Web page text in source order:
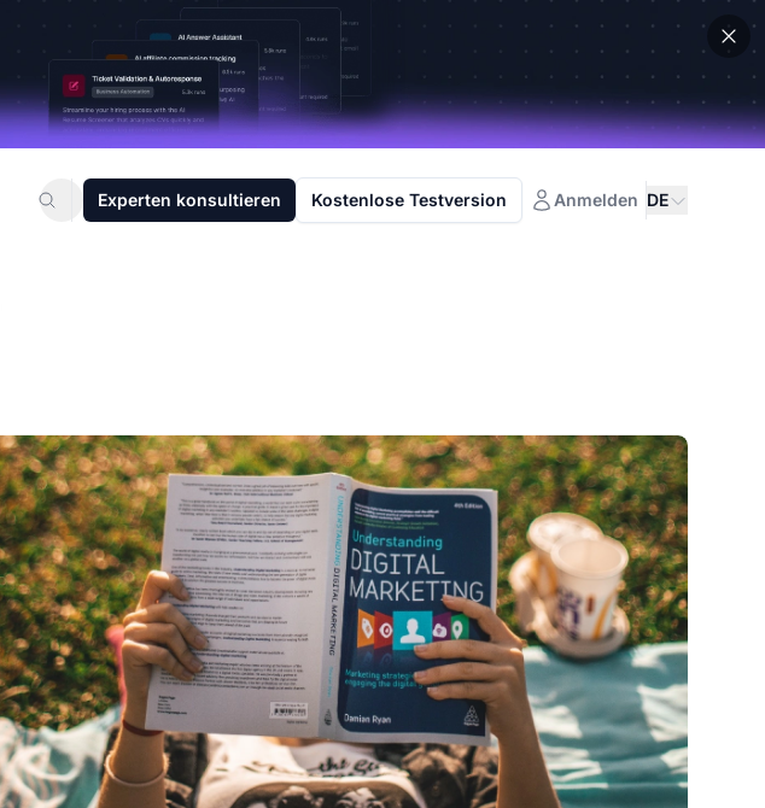
Experten konsultieren Kostenlose Testversion Anmelden DE